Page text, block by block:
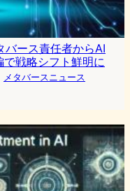
バース責任者からAI
戦略シフト鮮明に
メタバースニュース